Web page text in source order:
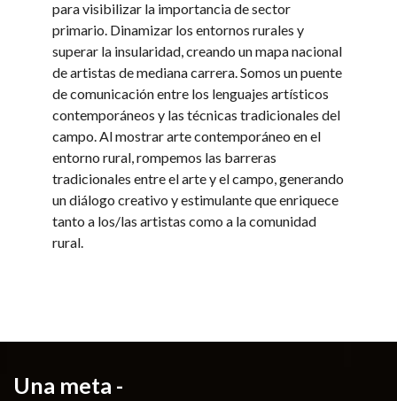
para visibilizar la importancia de sector
primario. Dinamizar los entornos rurales y
superar la insularidad, creando un mapa nacional
de artistas de mediana carrera. Somos un puente
de comunicación entre los lenguajes artísticos
contemporáneos y las técnicas tradicionales del
campo. Al mostrar arte contemporáneo en el
entorno rural, rompemos las barreras
tradicionales entre el arte y el campo, generando
un diálogo creativo y estimulante que enriquece
tanto a los/las artistas como a la comunidad
rural.
Una meta -